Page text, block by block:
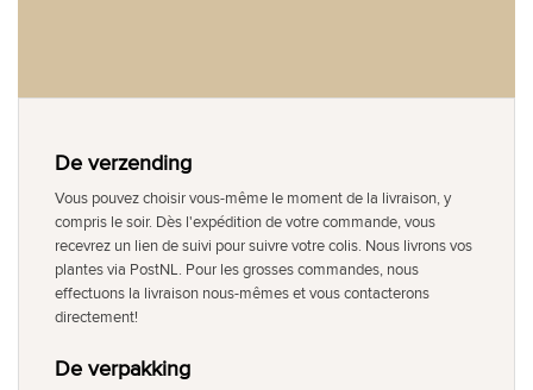
De verzending
Vous pouvez choisir vous-même le moment de la livraison, y
compris le soir. Dès l'expédition de votre commande, vous
recevrez un lien de suivi pour suivre votre colis. Nous livrons vos
plantes via PostNL. Pour les grosses commandes, nous
effectuons la livraison nous-mêmes et vous contacterons
directement!
De verpakking